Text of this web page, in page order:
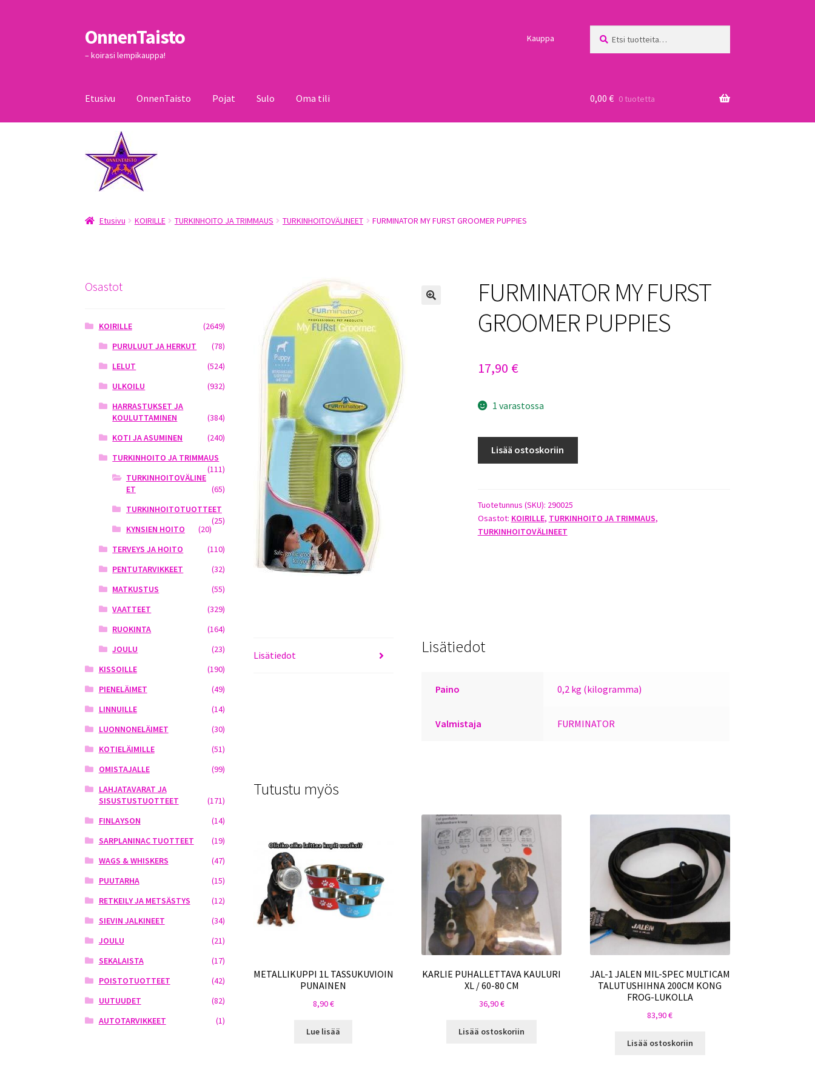
Siirry
navigointiin
Siirry
sisältöön
OnnenTaisto
– koirasi lempikauppa!
Kauppa
Etusivu OnnenTaisto Pojat Sulo Oma tili
Kassa
0,00 € 0 tuotetta
Etusivu KOIRILLE TURKINHOITO JA TRIMMAUS TURKINHOITOVÄLINEET FURMINATOR MY FURST GROOMER PUPPIES
FURMINATOR MY FURST
GROOMER PUPPIES
17,90 €
1 varastossa
PUPPIES
määrä
Lisää ostoskoriin
Tuotetunnus (SKU): 290025
Osastot: KOIRILLE, TURKINHOITO JA TRIMMAUS,
TURKINHOITOVÄLINEET
Lisätiedot Lisätiedot
Paino 0,2 kg (kilogramma)
Valmistaja FURMINATOR
Tutustu myös
METALLIKUPPI 1L TASSUKUVIOIN
PUNAINEN
8,90€
Lue lisää
KARLIE PUHALLETTAVA KAULURI
XL / 60-80 CM
36,90€
Lisää ostoskoriin
JAL-1 JALEN MIL-SPEC MULTICAM
TALUTUSHIHNA 200CM KONG
FROG-LUKOLLA
83,90€
Lisää ostoskoriin
Osastot
KOIRILLE
(2649)
PURULUUT JA HERKUT
(78)
LELUT
(524)
ULKOILU
(932)
HARRASTUKSET JA
KOULUTTAMINEN
(384)
KOTI JA ASUMINEN
(240)
TURKINHOITO JA TRIMMAUS
(111)
TURKINHOITOVÄLINE
ET
(65)
TURKINHOITOTUOTTEET
(25)
KYNSIEN HOITO
(20)
TERVEYS JA HOITO
(110)
PENTUTARVIKKEET
(32)
MATKUSTUS
(55)
VAATTEET
(329)
RUOKINTA
(164)
JOULU
(23)
KISSOILLE
(190)
PIENELÄIMET
(49)
LINNUILLE
(14)
LUONNONELÄIMET
(30)
KOTIELÄIMILLE
(51)
OMISTAJALLE
(99)
LAHJATAVARAT JA
SISUSTUSTUOTTEET
(171)
FINLAYSON
(14)
SARPLANINAC TUOTTEET
(19)
WAGS & WHISKERS
(47)
PUUTARHA
(15)
RETKEILY JA METSÄSTYS
(12)
SIEVIN JALKINEET
(34)
JOULU
(21)
SEKALAISTA
(17)
POISTOTUOTTEET
(42)
UUTUUDET
(82)
AUTOTARVIKKEET
(1)